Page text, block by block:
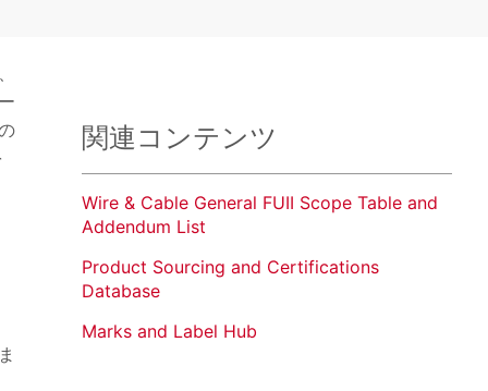
関連コンテンツ
Wire & Cable General FUII Scope Table and
Addendum List
Product Sourcing and Certifications
Database
Marks and Label Hub